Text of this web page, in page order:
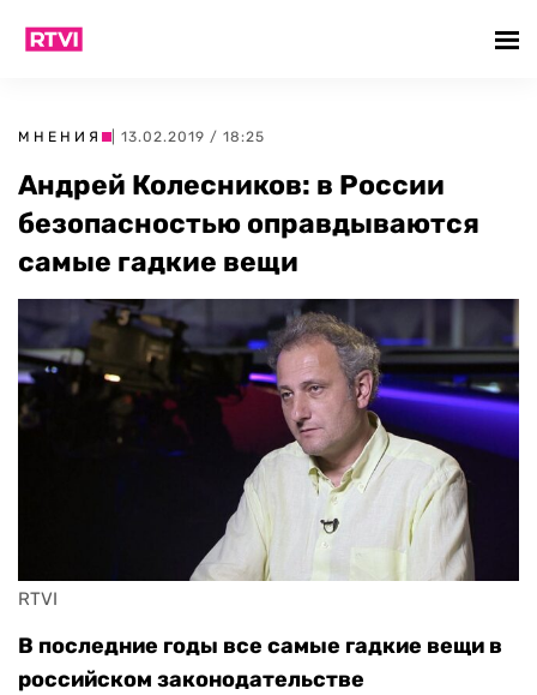
МНЕНИЯ | 13.02.2019 / 18:25
Андрей Колесников: в России
безопасностью оправдываются
самые гадкие вещи
RTVI
В последние годы все самые гадкие вещи в
российском законодательстве